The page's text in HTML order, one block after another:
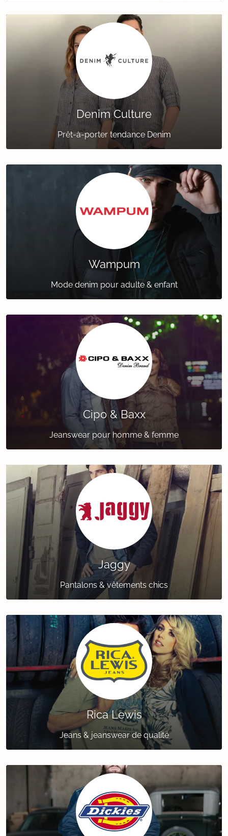
Denim Culture
Prêt-à-porter tendance Denim
Wampum
Mode denim pour adulte & enfant
Cipo & Baxx
Jeanswear pour homme & femme
Jaggy
Pantalons & vêtements chics
Rica Lewis
Jeans & jeanswear de qualité